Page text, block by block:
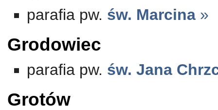
parafia pw. św. Marcina »
Grodowiec
parafia pw. św. Jana
Grotów